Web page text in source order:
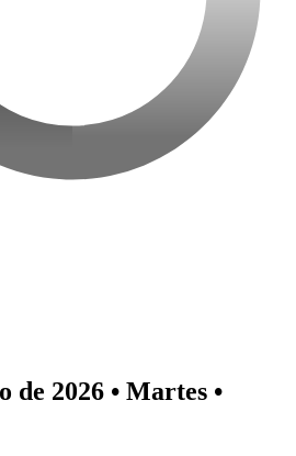
de 2026 • Martes •